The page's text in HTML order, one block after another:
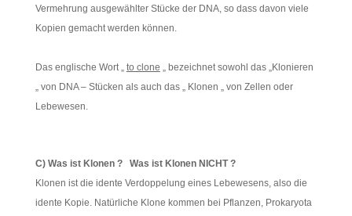
Vermehrung ausgewählter Stücke der DNA, so dass davon viele
Kopien gemacht werden können.
Das englische Wort „ to clone „ bezeichnet sowohl das „Klonieren
„ von DNA – Stücken als auch das „ Klonen „ von Zellen oder
Lebewesen.
C) Was ist Klonen ? Was ist Klonen NICHT ?
Klonen ist die idente Verdoppelung eines Lebewesens, also die
idente Kopie. Natürliche Klone kommen bei Pflanzen, Prokaryota